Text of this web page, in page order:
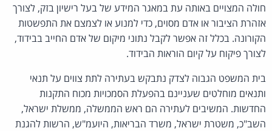
חולה המצויים באותה עת במאגר המידע של בעל רישיון בזק, לצורך
אזהרת הציבור או אדם מסוים, כדי למנוע או לצמצם את התפשטות
הקורונה. בכלל זה אפשר לקבל נתוני מיקום של אדם החייב בבידוד,
לצורך פיקוח על קיום הוראות הבידוד.
בית המשפט הגבוה לצדק נתבקש בעתירה לתת צווים על תנאי
ותנאים מוחלטים שעניינם בהפעלת הסמכויות מכוח התקנות
החדשות. המשיבים לעתירה הם ראש הממשלה, ממשלת ישראל,
השב"כ, משטרת ישראל, משרד הבריאות, היועמ"ש, הרשות להגנת